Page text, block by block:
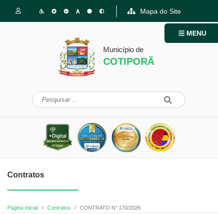
Mapa do Site
Município de
COTIPORÃ
MENU
Contratos
Página Inicial Contratos CONTRATO N° 170/2026